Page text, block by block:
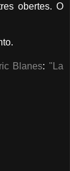
obertes. O
Blanes:"La